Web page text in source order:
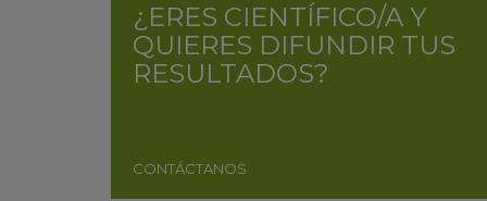
¿ERES CIENTÍFICO/A Y
QUIERES DIFUNDIR TUS
RESULTADOS?
CONTÁCTANOS